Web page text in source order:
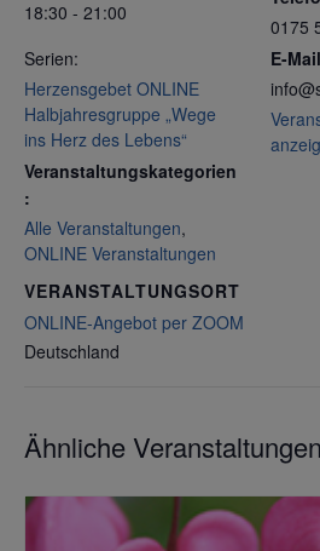
18:30 - 21:00
Serien:
Herzensgebet ONLINE
Halbjahresgruppe „Wege
ins Herz des Lebens“
Veranstaltungskategorien
:
Alle Veranstaltungen,
ONLINE Veranstaltungen
VERANSTALTUNGSORT
ONLINE-Angebot per ZOOM
Deutschland
0175
E-Mail
Ähnliche Veranstaltungen